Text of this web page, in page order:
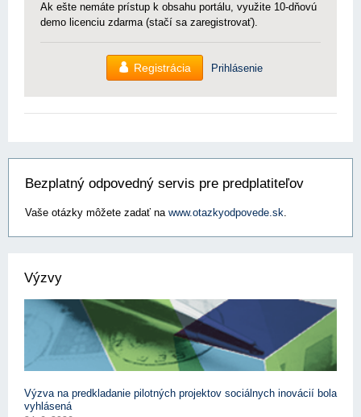
Ak ešte nemáte prístup k obsahu portálu, využite 10-dňovú
demo licenciu zdarma (stačí sa zaregistrovať).
Registrácia Prihlásenie
Bezplatný odpovedný servis pre predplatiteľov
Vaše otázky môžete zadať na www.otazkyodpovede.sk.
Výzvy
Výzva na predkladanie pilotných projektov sociálnych inovácií bola
vyhlásená